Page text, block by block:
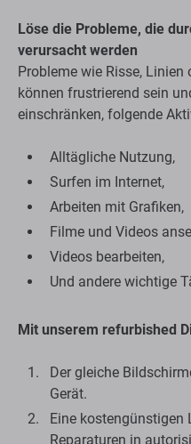
Löse die Probleme, die
verursacht werden
Probleme wie Risse,
können frustrierend sein
einschränken, folgende
Alltägliche Nutzung,
Surfen im Internet,
Arbeiten mit Grafiken,
Filme und Videos
Videos bearbeiten,
Und andere wichtige
Mit unserem refurbished
Der gleiche
Gerät.
Eine kostengünstigen
Reparaturen in